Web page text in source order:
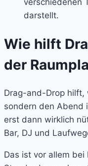
Wie hilft
der
Drag-and-Drop hilft,
sondern den Abend
erst dann wirklich
Bar, DJ und
Das ist vor allem